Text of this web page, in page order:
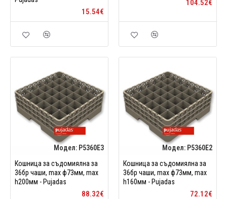
15.54€
104.52€
Модел: P5360E3
Кошница за съдомиялна за
36бр чаши, max ф73мм, max
h200мм - Pujadas
88.32€
Модел: P5360E2
Кошница за съдомиялна за
36бр чаши, max ф73мм, max
h160мм - Pujadas
72.12€